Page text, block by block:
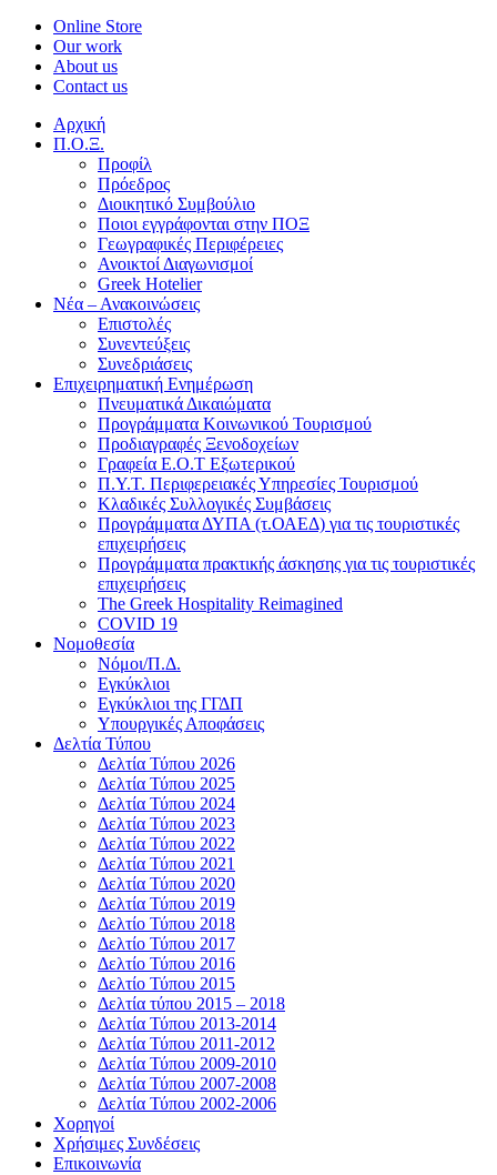
Online Store
Our work
About us
Contact us
Αρχική
Π.Ο.Ξ.
Προφίλ
Πρόεδρος
Διοικητικό Συμβούλιο
Ποιοι εγγράφονται στην ΠΟΞ
Γεωγραφικές Περιφέρειες
Ανοικτοί Διαγωνισμoί
Greek Hotelier
Νέα – Ανακοινώσεις
Επιστολές
Συνεντεύξεις
Συνεδριάσεις
Επιχειρηματική Ενημέρωση
Πνευματικά Δικαιώματα
Προγράμματα Κοινωνικού Τουρισμού
Προδιαγραφές Ξενοδοχείων
Γραφεία Ε.Ο.Τ Εξωτερικού
Π.Υ.Τ. Περιφερειακές Υπηρεσίες Τουρισμού
Κλαδικές Συλλογικές Συμβάσεις
Προγράμματα ΔΥΠΑ (τ.ΟΑΕΔ) για τις τουριστικές
επιχειρήσεις
Προγράμματα πρακτικής άσκησης για τις τουριστικές
επιχειρήσεις
The Greek Hospitality Reimagined
COVID 19
Νομοθεσία
Νόμοι/Π.Δ.
Εγκύκλιοι
Εγκύκλιοι της ΓΓΔΠ
Υπουργικές Αποφάσεις
Δελτία Τύπου
Δελτία Τύπου 2026
Δελτία Τύπου 2025
Δελτία Τύπου 2024
Δελτία Τύπου 2023
Δελτία Τύπου 2022
Δελτία Τύπου 2021
Δελτία Τύπου 2020
Δελτία Τύπου 2019
Δελτίο Τύπου 2018
Δελτίο Τύπου 2017
Δελτίο Τύπου 2016
Δελτίο Τύπου 2015
Δελτία τύπου 2015 – 2018
Δελτία Τύπου 2013-2014
Δελτία Τύπου 2011-2012
Δελτία Τύπου 2009-2010
Δελτία Τύπου 2007-2008
Δελτία Τύπου 2002-2006
Χορηγοί
Χρήσιμες Συνδέσεις
Επικοινωνία